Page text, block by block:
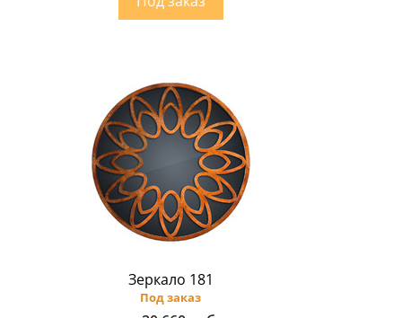
Зеркало 181
Под заказ